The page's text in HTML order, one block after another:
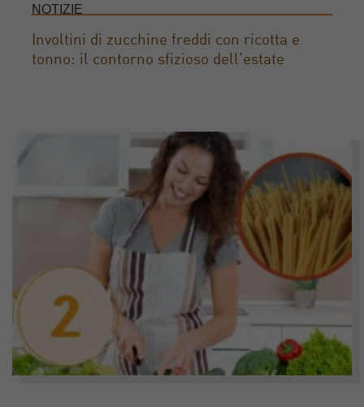
NOTIZIE
Involtini di zucchine freddi con ricotta e
tonno: il contorno sfizioso dell’estate